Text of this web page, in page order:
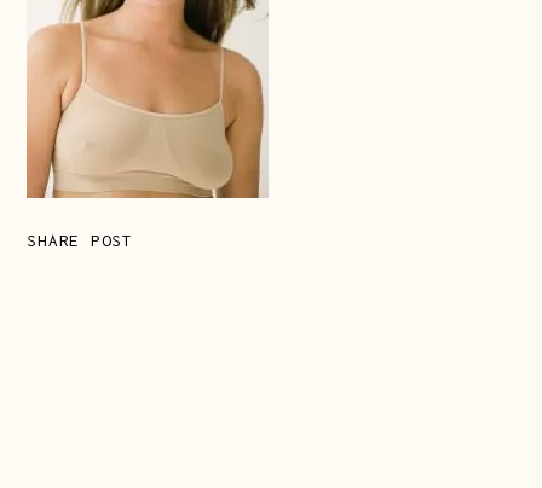
SHARE POST